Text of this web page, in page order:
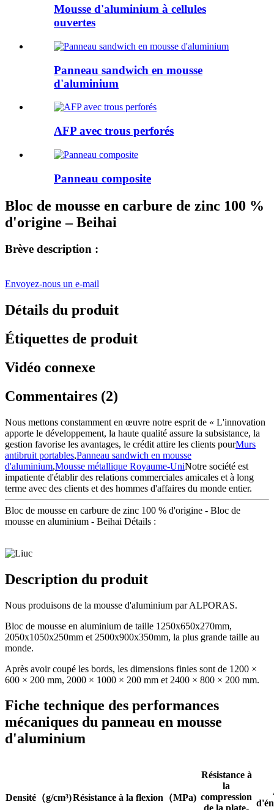
Mousse d'aluminium à cellules
ouvertes
Panneau sandwich en mousse
d'aluminium
AFP avec trous perforés
Panneau composite
Bloc de mousse en carbure de zinc 100 %
d'origine – Beihai
Brève description :
Envoyez-nous un e-mail
Détails du produit
Étiquettes de produit
Vidéo connexe
Commentaires (2)
Nous mettons constamment en œuvre notre esprit de « L'innovation
apporte le développement, la haute qualité assure la subsistance, la
gestion favorise les avantages, le crédit attire les clients pourMurs
antibruit portables,Panneau sandwich en mousse
d'aluminium,Mousse métallique Royaume-UniNotre société est
impatiente d'établir des relations commerciales amicales et à long
terme avec des clients et des hommes d'affaires du monde entier.
Bloc de mousse en carbure de zinc 100 % d'origine - Bloc de
mousse en aluminium - Beihai Détails :
Description du produit
Nous produisons de la mousse d'aluminium par ALPORAS.
Bloc de mousse en aluminium de taille 1250x650x270mm,
2050x1050x250mm et 2500x900x350mm, la plus grande taille au
monde.
Après avoir coupé les bords, les dimensions finies sont de 1200 ×
600 × 200 mm, 2000 × 1000 × 200 mm et 2400 × 800 × 200 mm.
Fiche technique des performances
mécaniques du panneau en mousse
d'aluminium
Densité （g/cm³)Résistance à la flexion （MPa)
Résistance à
la
compression